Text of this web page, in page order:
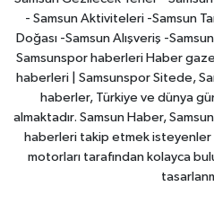
- Samsun Aktiviteleri -Samsun
Doğası -Samsun Alışveriş -
Samsunspor haberleri Haber
haberleri | Samsunspor Sitede,
haberler, Türkiye ve dünya
almaktadır. Samsun Haber,
haberleri takip etmek isteyenler
motorları tarafından kolayca